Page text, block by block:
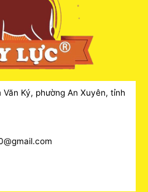
Văn Ký, phường An Xuyên, tỉnh